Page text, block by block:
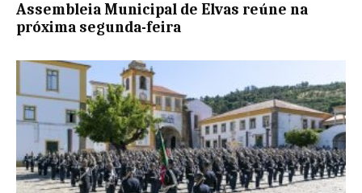
Assembleia Municipal de Elvas reúne na
próxima segunda-feira